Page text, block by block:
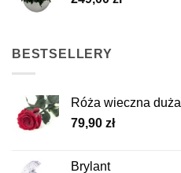
BESTSELLERY
Róża wieczna duża
79,90 zł
Brylant